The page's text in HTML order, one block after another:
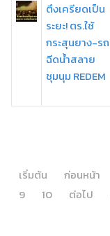
ตึงเครียดเป็น
ระยะ! ตร.ใช้
กระสุนยาง-รถ
ฉีดน้ำสลาย
ชุมนุม REDEM
เริ่มต้น ก่อนหน้า
9
10 ต่อไป